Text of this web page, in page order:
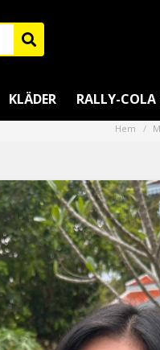
KLÄDER RALLY-COLA
Hem